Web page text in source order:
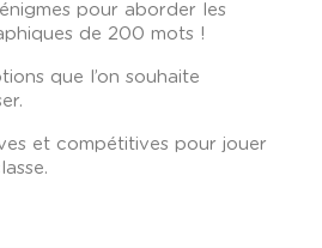
pour aborder les
de 200 mots !
que l’on souhaite
et compétitives pour jouer